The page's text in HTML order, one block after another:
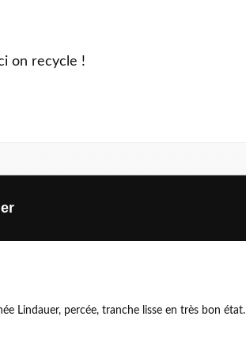
on recycle !
Lindauer, percée, tranche lisse en très bon état.